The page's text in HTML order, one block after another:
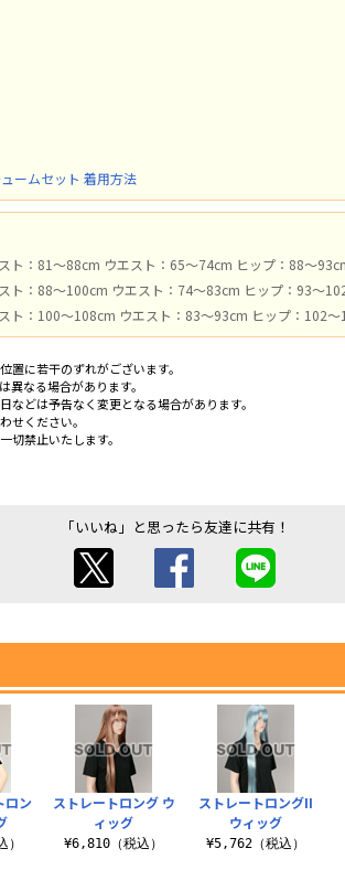
ームセット 着用方法
ト：81～88cm ウエスト：65～74cm ヒップ：88～
ト：88～100cm ウエスト：74～83cm ヒップ：93～
ト：100～108cm ウエスト：83～93cm ヒップ：102～
に若干のずれがございます。
なる場合があります。
どは予告なく変更となる場合があります。
せください。
切禁止いたします。
「いいね」と思ったら友達に共有！
ストレートロング ウ
ィッグ
¥6,810（税込）
ストレートロングII
ウィッグ
¥5,762（税込）
ロン